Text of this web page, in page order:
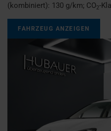
(kombiniert): 130 g/km; CO2-
FAHRZEUG ANZEIGEN